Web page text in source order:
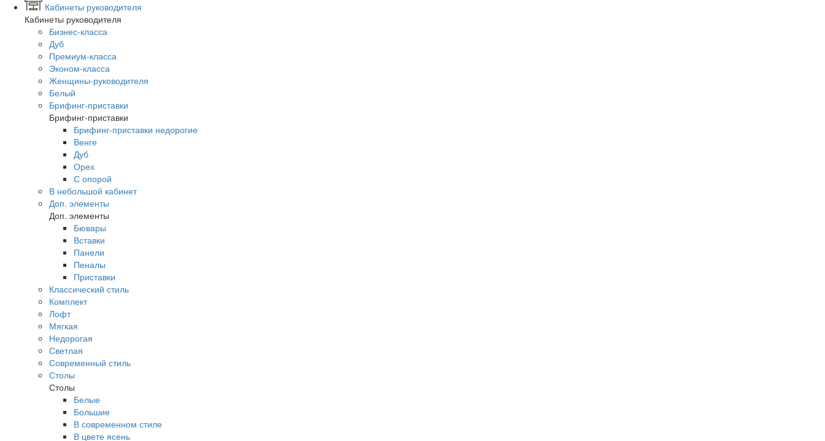
Кабинеты руководителя
Кабинеты руководителя
Бизнес-класса
Дуб
Премиум-класса
Эконом-класса
Женщины-руководителя
Белый
Брифинг-приставки
Брифинг-приставки
Брифинг-приставки недорогие
Венге
Дуб
Орех
С опорой
В небольшой кабинет
Доп. элементы
Доп. элементы
Бювары
Вставки
Панели
Пеналы
Приставки
Классический стиль
Комплект
Лофт
Мягкая
Недорогая
Светлая
Современный стиль
Столы
Столы
Белые
Большие
В современном стиле
В цвете ясень